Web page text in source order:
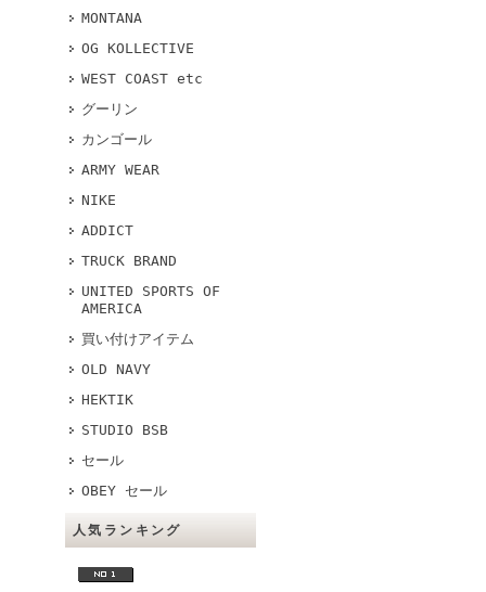
MONTANA
OG KOLLECTIVE
WEST COAST etc
グーリン
カンゴール
ARMY WEAR
NIKE
ADDICT
TRUCK BRAND
UNITED SPORTS OF
AMERICA
買い付けアイテム
OLD NAVY
HEKTIK
STUDIO BSB
セール
OBEY セール
人気ランキング